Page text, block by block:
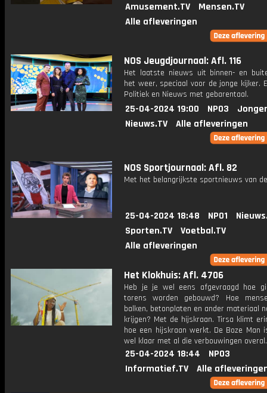
Amusement.TV
Mensen.TV
Alle afleveringen
NOS Jeugdjournaal: Afl. 116
Het laatste nieuws uit binnen- en
het weer, speciaal voor de jonge kijker.
Politiek en Nieuws met gebarentaal.
25-04-2024 19:00 NPO3
Nieuws.TV
Alle afleveringen
NOS Sportjournaal: Afl. 82
Met het belangrijkste sportnieuws van
25-04-2024 18:48 NPO1
Sporten.TV
Voetbal.TV
Alle afleveringen
Het Klokhuis: Afl. 4706
Heb je je wel eens afgevraagd hoe
torens worden gebouwd? Hoe
balken, betonplaten en ander materiaal
krijgen? Met de hijskraan. Tirsa klimt
hoe een hijskraan werkt. De Boze Man
wel klaar met al die verbouwingen overal.
25-04-2024 18:44
NPO3
Informatief.TV
Alle